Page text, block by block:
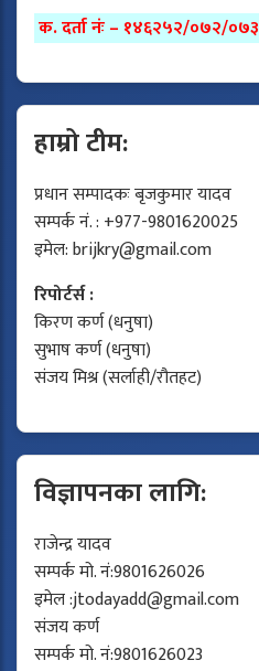
क. दर्ता नंः – १४६२५२/०७२/०७३
हाम्रो टीम:
प्रधान सम्पादकः बृजकुमार यादव
सम्पर्क नं. : +977-9801620025
इमेल:brijkry@gmail.com
रिपोर्टर्स :
किरण कर्ण (धनुषा)
सुभाष कर्ण (धनुषा)
संजय मिश्र (सर्लाही/रौतहट)
विज्ञापनका लागि:
राजेन्द्र यादव
सम्पर्क मो. नं:9801626026
इमेल :jtodayadd@gmail.com
संजय कर्ण
सम्पर्क मो. नं:9801626023